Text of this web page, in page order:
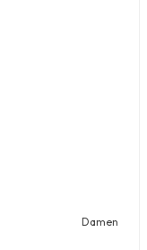
Damen